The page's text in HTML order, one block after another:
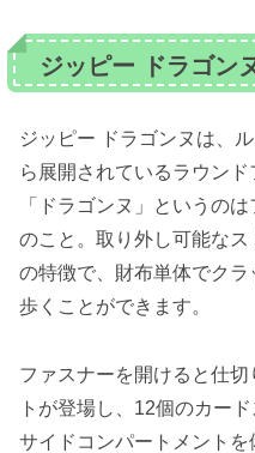
ジッピー ドラゴン
ジッピー ドラゴンヌは、
ら展開されているラウンド
「ドラゴンヌ」というの
のこと。取り外し可能な
の特徴で、財布単体でク
歩くことができます。
ファスナーを開けると仕
トが登場し、12個のカー
サイドコンパートメントを